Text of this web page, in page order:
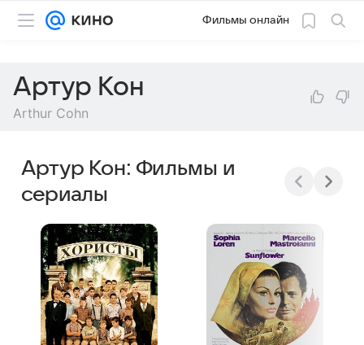
Фильмы онлайн
Артур Кон
Arthur Cohn
Артур Кон: Фильмы и
сериалы